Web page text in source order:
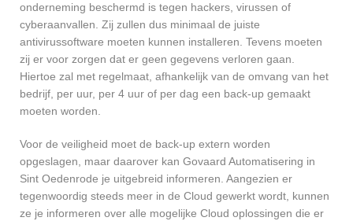
onderneming beschermd is tegen hackers, virussen of
cyberaanvallen. Zij zullen dus minimaal de juiste
antivirussoftware moeten kunnen installeren. Tevens moeten
zij er voor zorgen dat er geen gegevens verloren gaan.
Hiertoe zal met regelmaat, afhankelijk van de omvang van het
bedrijf, per uur, per 4 uur of per dag een back-up gemaakt
moeten worden.
Voor de veiligheid moet de back-up extern worden
opgeslagen, maar daarover kan Govaard Automatisering in
Sint Oedenrode je uitgebreid informeren. Aangezien er
tegenwoordig steeds meer in de Cloud gewerkt wordt, kunnen
ze je informeren over alle mogelijke Cloud oplossingen die er